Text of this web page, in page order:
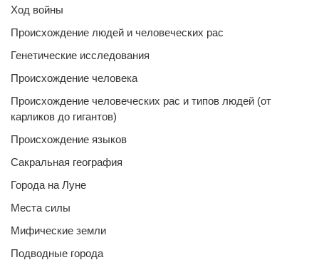
Ход войны
Происхождение людей и человеческих рас
Генетические исследования
Происхождение человека
Происхождение человеческих рас и типов людей (от
карликов до гигантов)
Происхождение языков
Сакральная география
Города на Луне
Места силы
Мифические земли
Подводные города